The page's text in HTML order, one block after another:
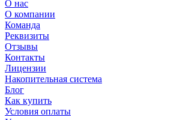
О нас
О компании
Команда
Реквизиты
Отзывы
Контакты
Лицензии
Накопительная система
Блог
Как купить
Условия оплаты